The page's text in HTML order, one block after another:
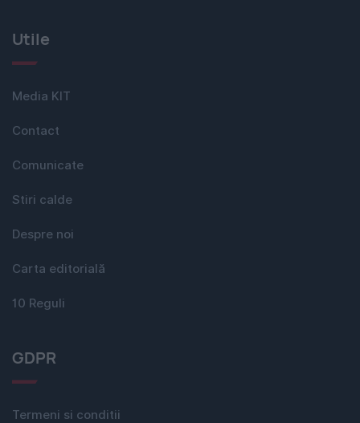
Utile
Media KIT
Contact
Comunicate
Stiri calde
Despre noi
Carta editorială
10 Reguli
GDPR
Termeni si conditii